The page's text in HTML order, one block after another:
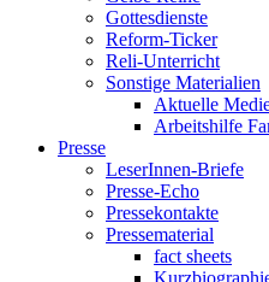
Gottesdienste
Reform-Ticker
Reli-Unterricht
Sonstige Materialien
Aktuelle
Arbeitshilfe
Presse
LeserInnen-Briefe
Presse-Echo
Pressekontakte
Pressematerial
fact sheets